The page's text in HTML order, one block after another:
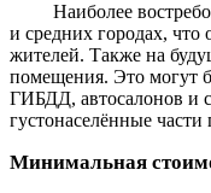
Наиболее
и средних городах, что
жителей. Также на
помещения. Это могут
ГИБДД, автосалонов и
густонаселённые части
Минимальная